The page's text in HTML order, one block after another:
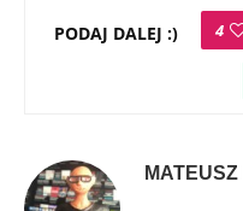
PODAJ DALEJ :) 4